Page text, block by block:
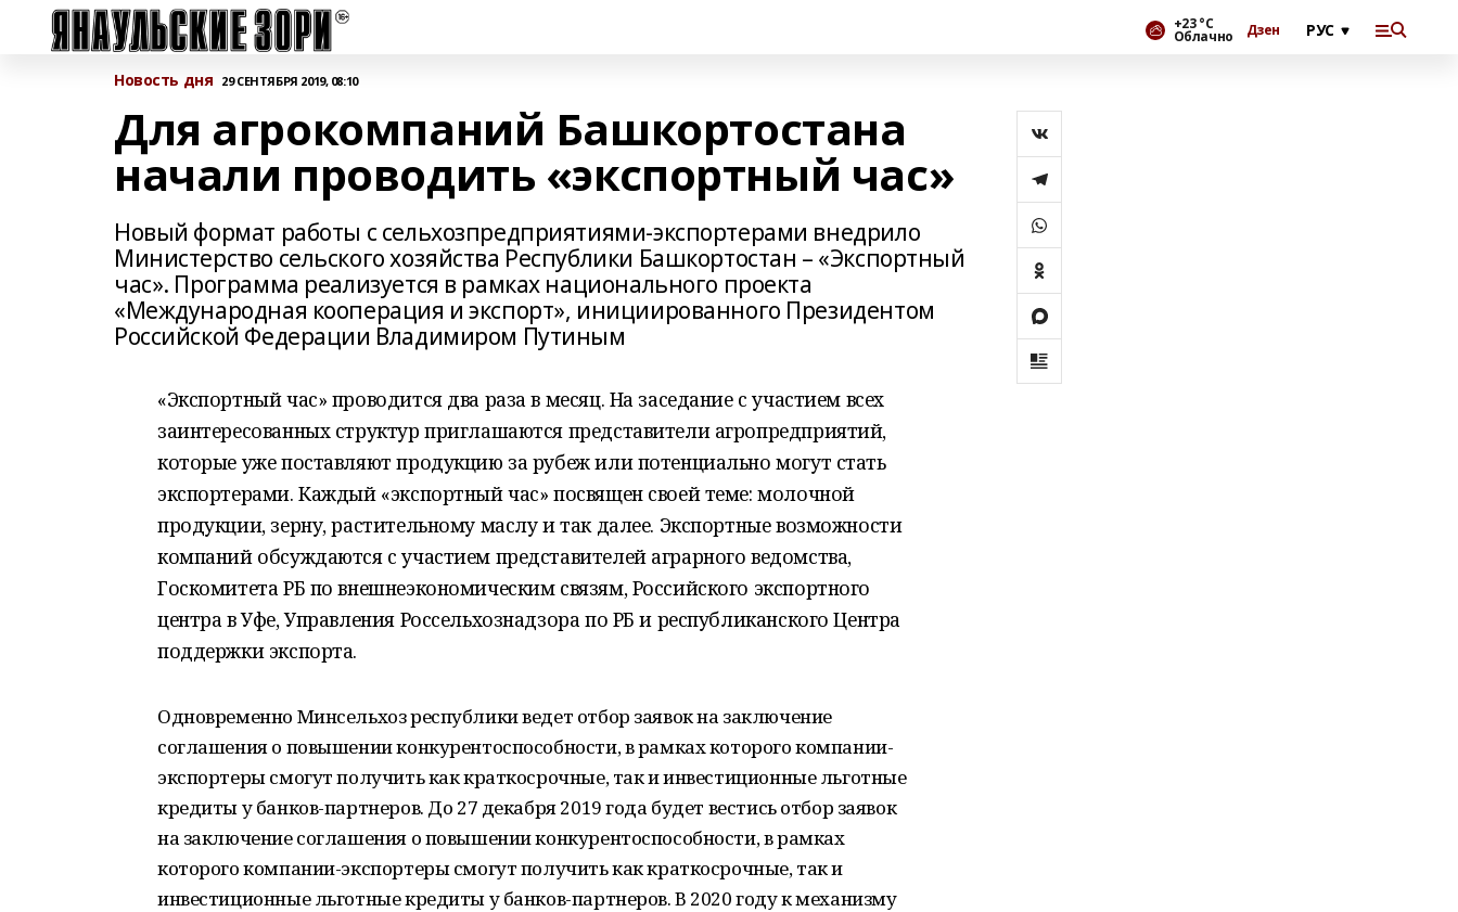
+23 °С
Облачно Дзен
Новость дня 29 СЕНТЯБРЯ 2019, 08:10
Для агрокомпаний Башкортостана
начали проводить «экспортный час»
Новый формат работы с сельхозпредприятиями-экспортерами внедрило
Министерство сельского хозяйства Республики Башкортостан – «Экспортный
час». Программа реализуется в рамках национального проекта
«Международная кооперация и экспорт», инициированного Президентом
Российской Федерации Владимиром Путиным
«Экспортный час» проводится два раза в месяц. На заседание с участием всех
заинтересованных структур приглашаются представители агропредприятий,
которые уже поставляют продукцию за рубеж или потенциально могут стать
экспортерами. Каждый «экспортный час» посвящен своей теме: молочной
продукции, зерну, растительному маслу и так далее. Экспортные возможности
компаний обсуждаются с участием представителей аграрного ведомства,
Госкомитета РБ по внешнеэкономическим связям, Российского экспортного
центра в Уфе, Управления Россельхознадзора по РБ и республиканского Центра
поддержки экспорта.
Одновременно Минсельхоз республики ведет отбор заявок на заключение
соглашения о повышении конкурентоспособности, в рамках которого компании-
экспортеры смогут получить как краткосрочные, так и инвестиционные льготные
кредиты у банков-партнеров. До 27 декабря 2019 года будет вестись отбор заявок
на заключение соглашения о повышении конкурентоспособности, в рамках
которого компании-экспортеры смогут получить как краткосрочные, так и
инвестиционные льготные кредиты у банков-партнеров. В 2020 году к механизму